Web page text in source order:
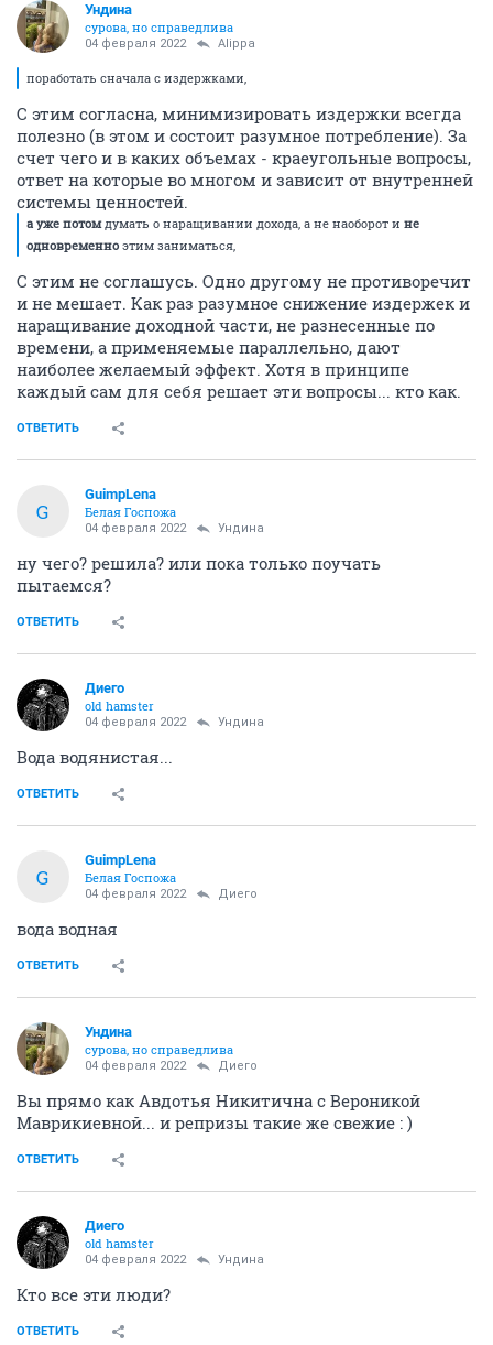
Ундинa
сурова, но справедлива
04 февраля 2022 Alippa
поработать сначала с издержками,
C этим согласна, минимизировать издержки всегда
полезно (в этом и состоит разумное потребление). За
счет чего и в каких объемах - краеугольные вопросы,
ответ на которые во многом и зависит от внутренней
системы ценностей.
а уже потомдумать о наращивании дохода, а не наоборот и не
одновременно этим заниматься,
С этим не соглашусь. Одно другому не противоречит
и не мешает. Как раз разумное снижение издержек и
наращивание доходной части, не разнесенные по
времени, а применяемые параллельно, дают
наиболее желаемый эффект. Хотя в принципе
каждый сам для себя решает эти вопросы... кто как.
ОТВЕТИТЬ
G
GuimpLena
Белая Госпожа
04 февраля 2022 Ундинa
ну чего? решила? или пока только поучать
пытаемся?
ОТВЕТИТЬ
Диего
old hamster
04 февраля 2022 Ундинa
Вода водянистая...
ОТВЕТИТЬ
G
GuimpLena
Белая Госпожа
04 февраля 2022 Диего
вода водная
ОТВЕТИТЬ
Ундинa
сурова, но справедлива
04 февраля 2022 Диего
Вы прямо как Авдотья Никитична с Вероникой
Маврикиевной... и репризы такие же свежие : )
ОТВЕТИТЬ
Диего
old hamster
04 февраля 2022 Ундинa
Кто все эти люди?
ОТВЕТИТЬ